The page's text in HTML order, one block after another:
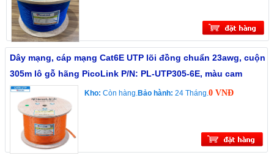
Dây mạng, cáp mạng Cat6E UTP lõi đồng chuẩn 23awg, cuộn
305m lô gỗ hãng PicoLink P/N: PL-UTP305-6E, màu cam
Kho: Còn hàng.Bảo hành: 24 Tháng.0 VNĐ